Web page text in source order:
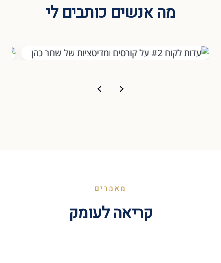
מה אנשים כותבים לי
מאמרים
קריאה לעומק